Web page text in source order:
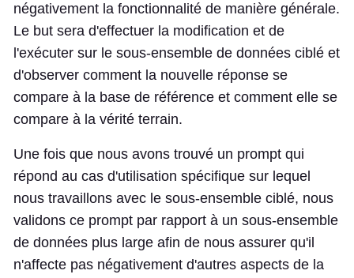
négativement la fonctionnalité de manière générale.
Le but sera d'effectuer la modification et de
l'exécuter sur le sous-ensemble de données ciblé et
d'observer comment la nouvelle réponse se
compare à la base de référence et comment elle se
compare à la vérité terrain.
Une fois que nous avons trouvé un prompt qui
répond au cas d'utilisation spécifique sur lequel
nous travaillons avec le sous-ensemble ciblé, nous
validons ce prompt par rapport à un sous-ensemble
de données plus large afin de nous assurer qu'il
n'affecte pas négativement d'autres aspects de la